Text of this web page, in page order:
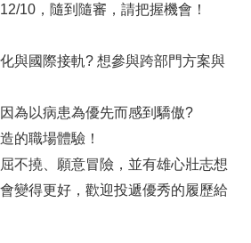
10，隨到隨審，請把握機會！
與國際接軌? 想參與跨部門方案與
為以病患為優先而感到驕傲?
的職場體驗！
不撓、願意冒險，並有雄心壯志想
變得更好，歡迎投遞優秀的履歷給